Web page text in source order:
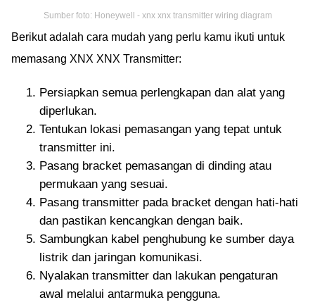
Sumber foto: Honeywell - xnx xnx transmitter wiring diagram
Berikut adalah cara mudah yang perlu kamu ikuti untuk
memasang XNX XNX Transmitter:
Persiapkan semua perlengkapan dan alat yang
diperlukan.
Tentukan lokasi pemasangan yang tepat untuk
transmitter ini.
Pasang bracket pemasangan di dinding atau
permukaan yang sesuai.
Pasang transmitter pada bracket dengan hati-hati
dan pastikan kencangkan dengan baik.
Sambungkan kabel penghubung ke sumber daya
listrik dan jaringan komunikasi.
Nyalakan transmitter dan lakukan pengaturan
awal melalui antarmuka pengguna.